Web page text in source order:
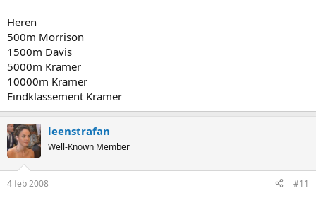
Heren
500m Morrison
1500m Davis
5000m Kramer
10000m Kramer
Eindklassement Kramer
leenstrafan
Well-Known Member
4 feb 2008 #11